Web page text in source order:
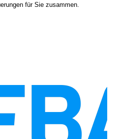
für Sie zusammen.